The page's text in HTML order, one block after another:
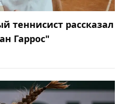
теннисист рассказал
Гаррос"